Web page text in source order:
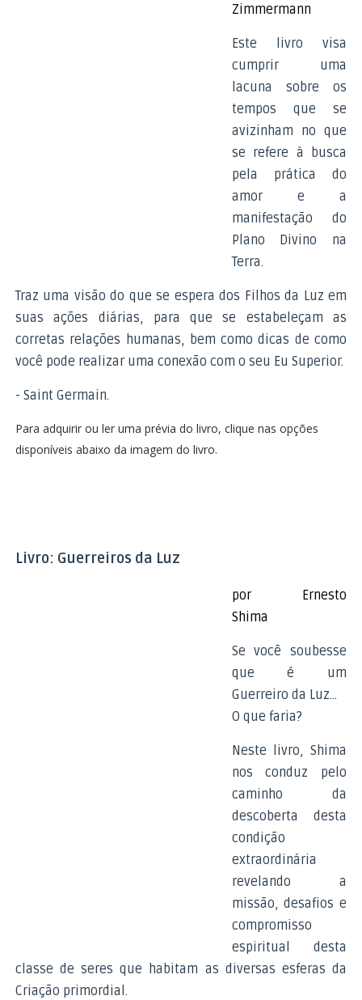
Zimmermann
Este livro visa
cumprir uma
lacuna sobre os
tempos que se
avizinham no que
se refere à busca
pela prática do
amor e a
manifestação do
Plano Divino na
Terra.
Traz uma visão do que se espera dos Filhos da Luz em
suas ações diárias, para que se estabeleçam as
corretas relações humanas, bem como dicas de como
você pode realizar uma conexão com o seu Eu Superior.
- Saint Germain.
Para adquirir ou ler uma prévia do livro, clique nas opções
disponíveis abaixo da imagem do livro.
Livro: Guerreiros da Luz
por Ernesto
Shima
Se você soubesse
que é um
Guerreiro da Luz...
O que faria?
Neste livro, Shima
nos conduz pelo
caminho da
descoberta desta
condição
extraordinária
revelando a
missão, desafios e
compromisso
espiritual desta
classe de seres que habitam as diversas esferas da
Criação primordial.